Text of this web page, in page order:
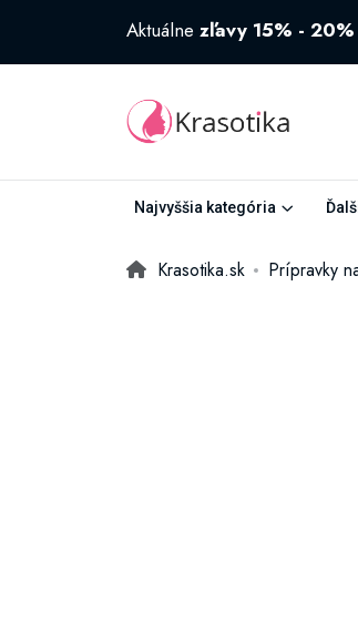
Aktuálne zľavy 15% - 20%
Najvyššia kategória
Krasotika.sk Prípravky